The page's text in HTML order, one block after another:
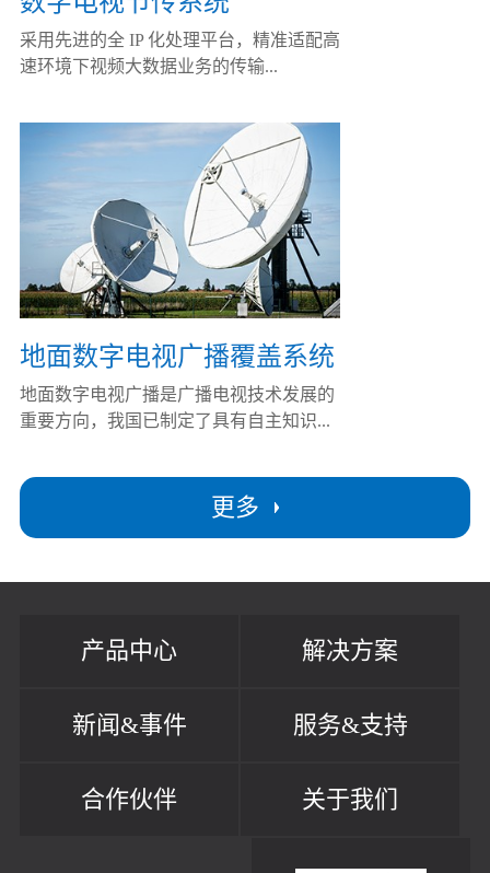
更多
采用先进的全 IP 化处理平台，精准适配高
速环境下视频大数据业务的传输...
地面数字电视广播覆盖系统
地面数字电视广播是广播电视技术发展的
重要方向，我国已制定了具有自主知识...
产品中心 解决方案
新闻&事件 服务&支持
合作伙伴 关于我们